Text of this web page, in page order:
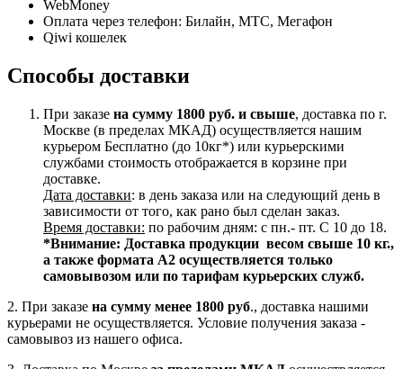
WebMoney
Оплата через телефон: Билайн, МТС, Мегафон
Qiwi кошелек
Способы доставки
При заказе на сумму 1800 руб. и свыше, доставка по г.
Москве (в пределах МКАД) осуществляется нашим
курьером Бесплатно (до 10кг*) или курьерскими
службами стоимость отображается в корзине при
доставке.
Дата доставки: в день заказа или на следующий день в
зависимости от того, как рано был сделан заказ.
Время доставки: по рабочим дням: с пн.- пт. С 10 до 18.
*Внимание: Доставка продукции весом свыше 10 кг.,
а также формата А2 осуществляется только
самовывозом или по тарифам курьерских служб.
2. При заказе на сумму менее 1800 руб., доставка нашими
курьерами не осуществляется. Условие получения заказа -
самовывоз из нашего офиса.